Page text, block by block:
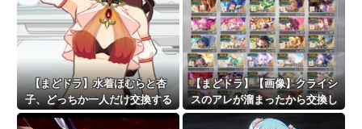
【まどドラ】水着ほむらと杏
子、どっちか一人だけ交換する
ならどっちがいいの
【まどドラ】【画像】クライシ
スのアレが溜まったから交換し
ようと思うけど